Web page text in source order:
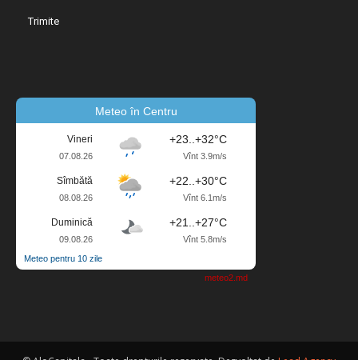
Meteo în Centru
Vineri
07.08.26
+23..+32°C
Vînt 3.9m/s
Sîmbătă
08.08.26
+22..+30°C
Vînt 6.1m/s
Duminică
09.08.26
+21..+27°C
Vînt 5.8m/s
Meteo pentru 10 zile
meteo2.md